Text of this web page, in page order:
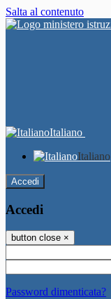
Salta al contenuto
Italiano
Italiano
Accedi
Accedi
button close ×
Password dimenticata?